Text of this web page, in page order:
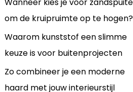
om de kruipruimte op te hogen?
Waarom kunststof een slimme
keuze is voor buitenprojecten
Zo combineer je een moderne
haard met jouw interieurstijl